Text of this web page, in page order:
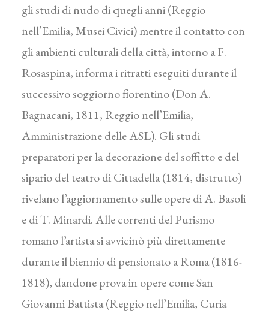
gli studi di nudo di quegli anni (Reggio
nell’Emilia, Musei Civici) mentre il contatto con
gli ambienti culturali della città, intorno a F.
Rosaspina, informa i ritratti eseguiti durante il
successivo soggiorno fiorentino (Don A.
Bagnacani, 1811, Reggio nell’Emilia,
Amministrazione delle ASL). Gli studi
preparatori per la decorazione del soffitto e del
sipario del teatro di Cittadella (1814, distrutto)
rivelano l’aggiornamento sulle opere di A. Basoli
e di T. Minardi. Alle correnti del Purismo
romano l’artista si avvicinò più direttamente
durante il biennio di pensionato a Roma (1816-
1818), dandone prova in opere come San
Giovanni Battista (Reggio nell’Emilia, Curia